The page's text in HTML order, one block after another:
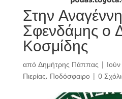
Στην
Σφενδάμης ο
Κοσμίδης
από Δημήτρης Πάππας |
Πιερίας, Ποδόσφαιρο| 0